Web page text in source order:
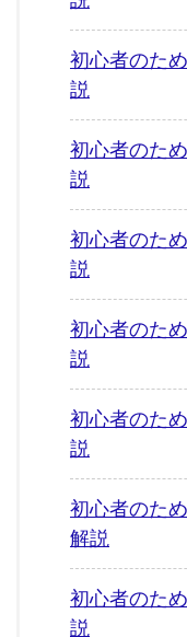
初心者のた
説
初心者のた
説
初心者のた
説
初心者のた
説
初心者のた
説
初心者のた
解説
初心者のた
説